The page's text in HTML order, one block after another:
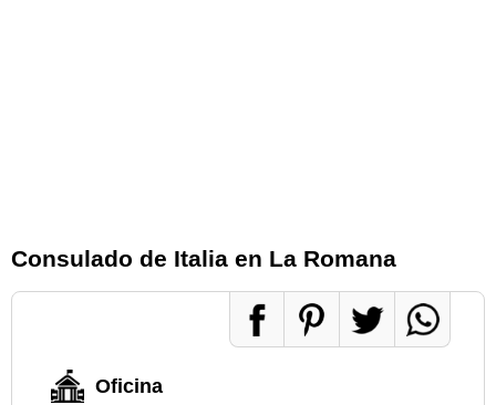
Consulado de Italia en La Romana
Oficina